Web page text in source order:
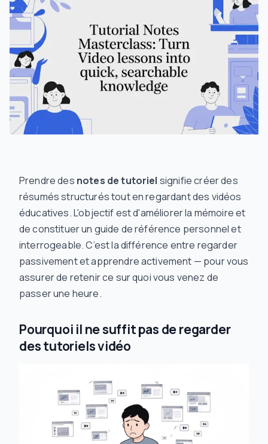
Prendre des notes de tutoriel signifie créer des
résumés structurés tout en regardant des vidéos
éducatives. L'objectif est d'améliorer la mémoire et
de constituer un guide de référence personnel et
interrogeable. C’est la différence entre regarder
passivement et apprendre activement — pour vous
assurer de retenir ce sur quoi vous venez de
passer une heure.
Pourquoi il ne suffit pas de regarder
des tutoriels vidéo